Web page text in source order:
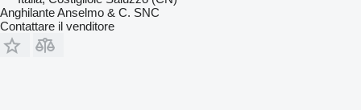
Anghilante Anselmo & C. SNC
Contattare il venditore